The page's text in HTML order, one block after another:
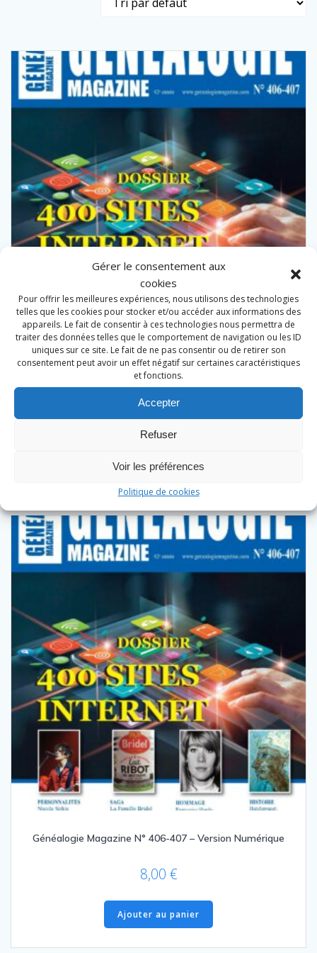
Gérer le consentement aux
cookies
Pour offrir les meilleures expériences, nous utilisons des technologies
telles que les cookies pour stocker et/ou accéder aux informations des
appareils. Le fait de consentir à ces technologies nous permettra de
traiter des données telles que le comportement de navigation ou les ID
uniques sur ce site. Le fait de ne pas consentir ou de retirer son
consentement peut avoir un effet négatif sur certaines caractéristiques
et fonctions.
Accepter
Refuser
Voir les préférences
Politique de cookies
Généalogie Magazine N° 406-407
9,90€
Généalogie Magazine N° 406-407 – Version Numérique
8,00 €
Ajouter au panier